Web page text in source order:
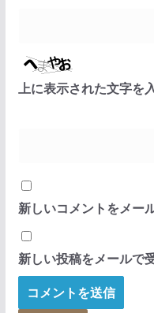
上に表示された文字を
新しいコメントをメー
新しい投稿をメールで